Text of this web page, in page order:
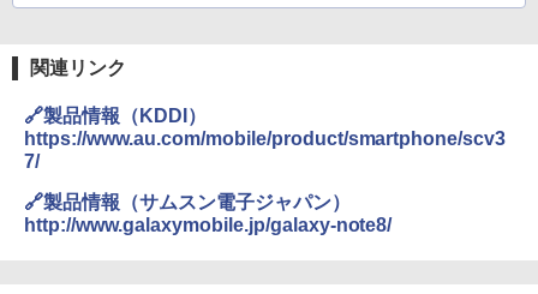
関連リンク
🔗製品情報（KDDI）
https://www.au.com/mobile/product/smartphone/scv3
7/
🔗製品情報（サムスン電子ジャパン）
http://www.galaxymobile.jp/galaxy-note8/